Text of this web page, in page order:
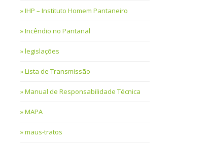
IHP – Instituto Homem Pantaneiro
Incêndio no Pantanal
legislações
Lista de Transmissão
Manual de Responsabilidade Técnica
MAPA
maus-tratos